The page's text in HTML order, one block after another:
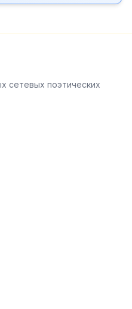
сетевых поэтических